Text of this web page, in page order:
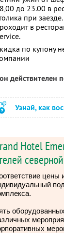
до 23.00 в
при
в
по купону
действителен
Узнай, как
Hotel
цены